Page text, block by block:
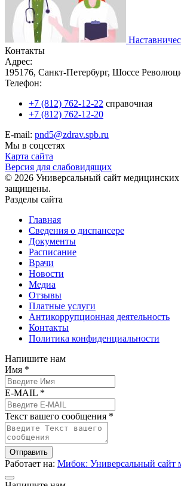
Контакты
Адрес:
195176, Санкт-Петербург, Шоссе
Телефон:
+7 (812) 762-12-22 справочная
+7 (812) 762-12-20
E-mail: pnd5@zdrav.spb.ru
Мы в соцсетях
Карта сайта
Версия для слабовидящих
© 2026 Универсальный сайт медицинских
защищены.
Разделы сайта
Главная
Сведения о диспансере
Документы
Расписание
Врачи
Новости
Медиа
Отзывы
Платные услуги
Антикоррупционная деятельность
Контакты
Политика конфиденциальности
Напишите нам
Имя *
E-MAIL *
Текст вашего сообщения *
Отправить
Работает на: Мибок: Универсальный сайт